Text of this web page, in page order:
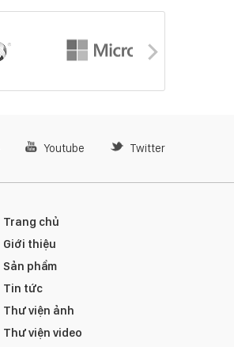
Youtube Twitter
Trang chủ
Giới thiệu
Sản phẩm
Tin tức
Thư viện ảnh
Thư viện video